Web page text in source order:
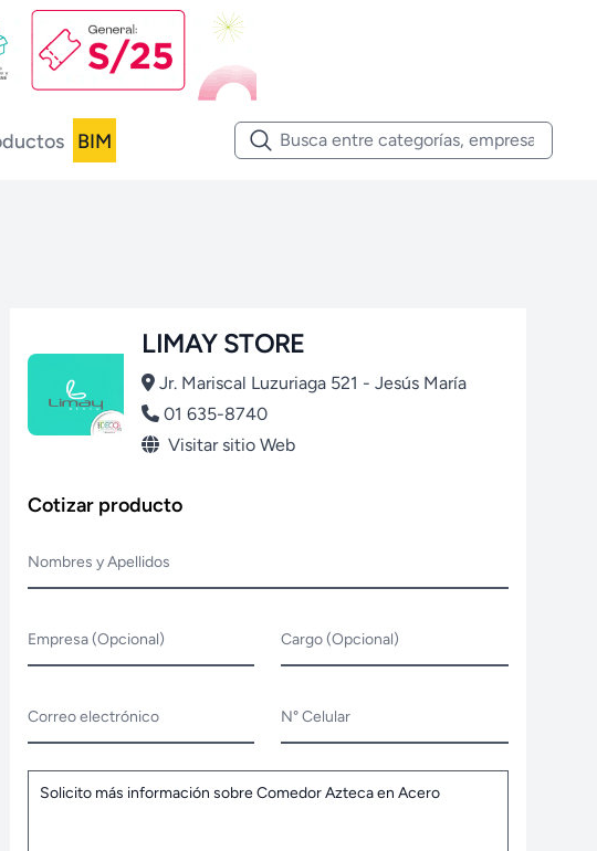
BIM
LIMAY STORE
Jr. Mariscal Luzuriaga 521 - Jesús María
01 635-8740
Visitar sitio Web
Cotizar producto
Nombres y Apellidos
Empresa (Opcional) Cargo (Opcional)
Correo electrónico N° Celular